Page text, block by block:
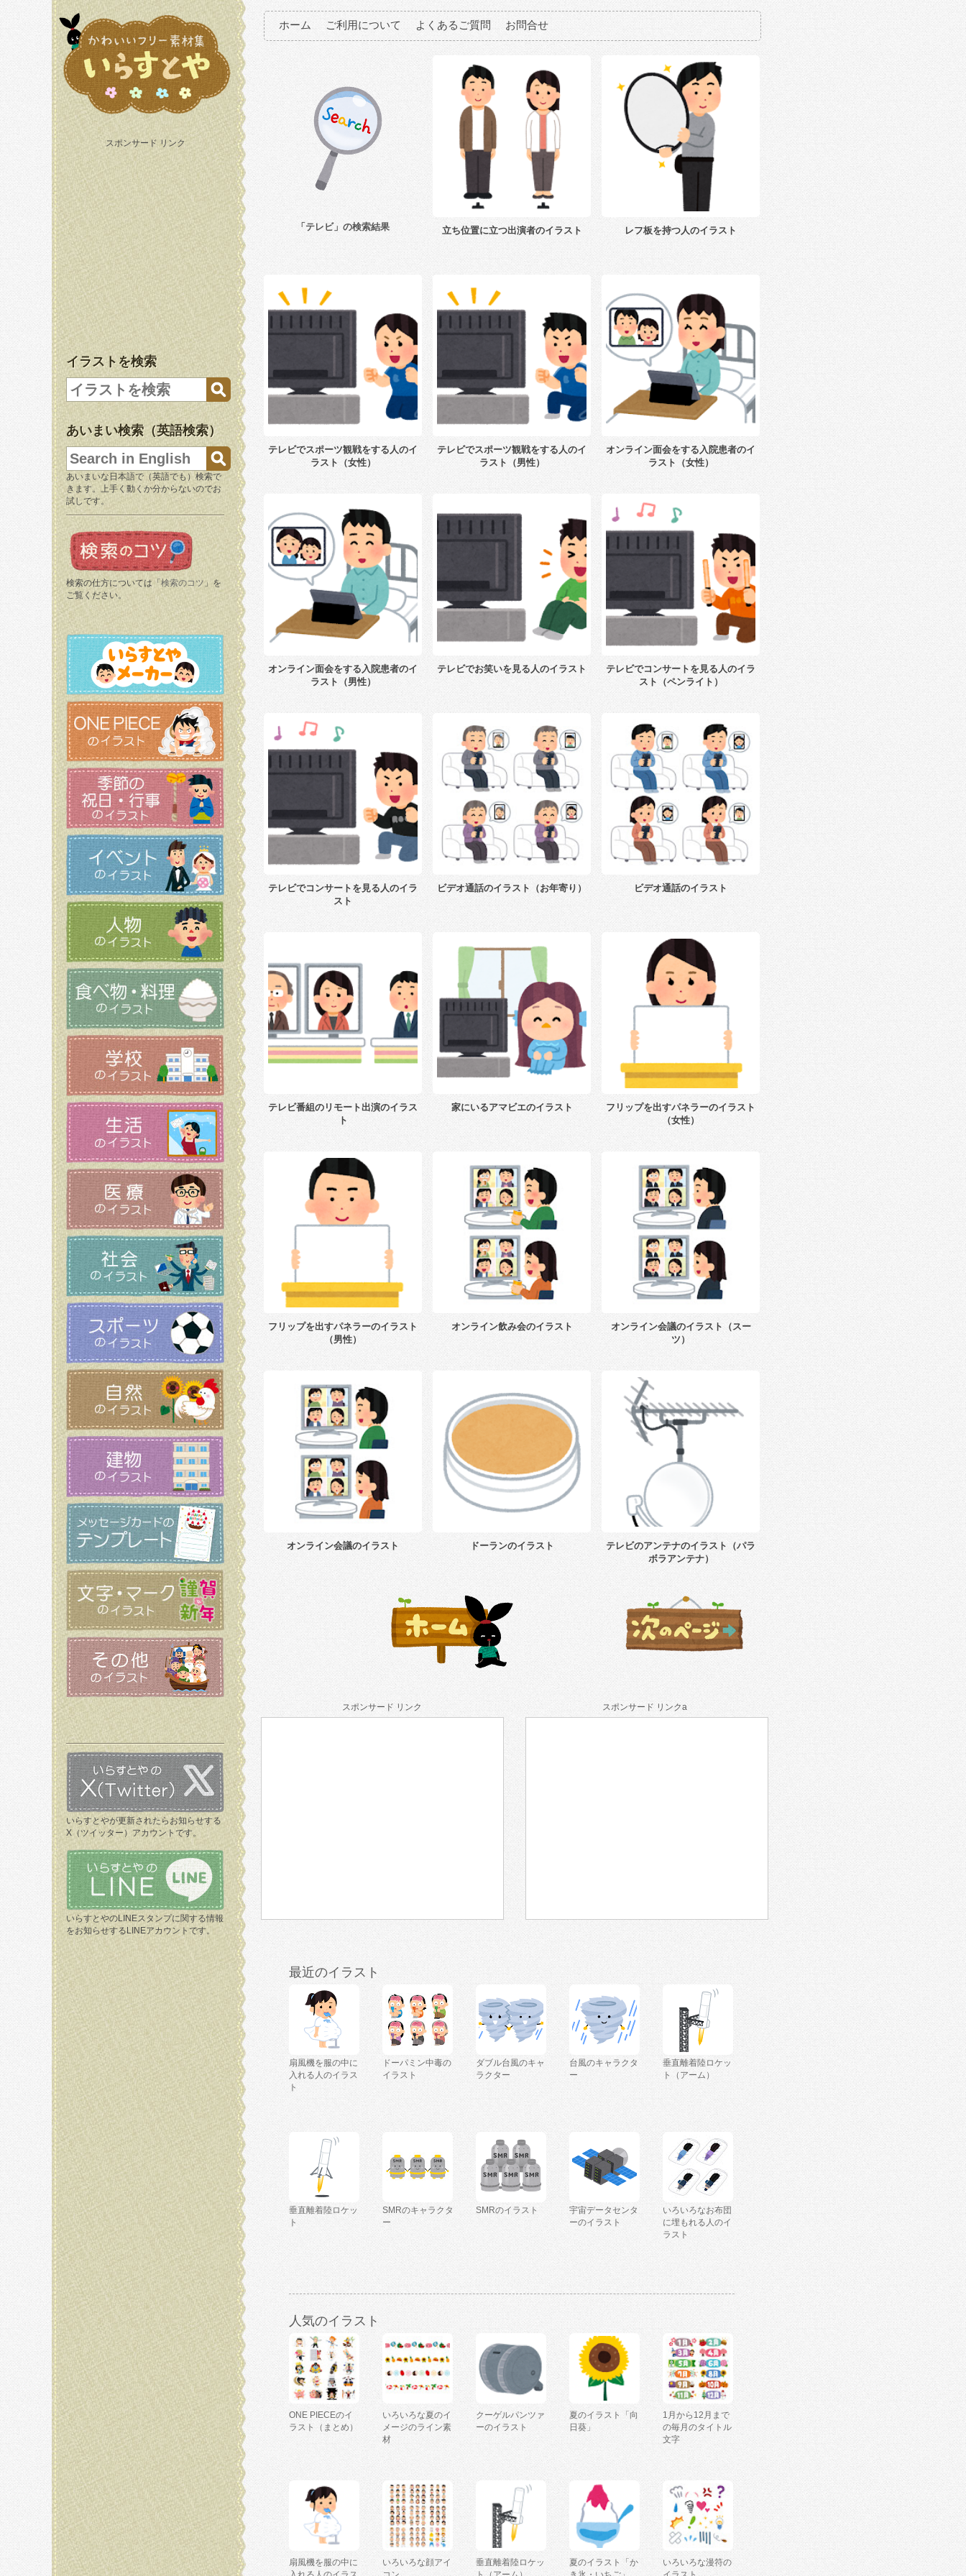
スポンサード リンク
イラストを検索
あいまい検索（英語検索）
あいまいな日本語で（英語でも）検索で
きます。上手く動くか分からないのでお
試しです。
検索の仕方については「 検索のコツ 」を
ご覧ください。
いらすとやが更新されたらお知らせする
X（ツイッター）アカウントです。
いらすとやのLINEスタンプに関する情報
をお知らせするLINEアカウントです。
ホーム ご利用について よくあるご質問 お問合せ
「テレビ」の検索結果 立ち位置に立つ出演者のイラスト レフ板を持つ人のイラスト
テレビでスポーツ観戦をする人のイ
ラスト（女性）
テレビでスポーツ観戦をする人のイ
ラスト（男性）
オンライン面会をする入院患者のイ
ラスト（女性）
オンライン面会をする入院患者のイ
ラスト（男性）
テレビでお笑いを見る人のイラスト
テレビでコンサートを見る人のイラ
スト（ペンライト）
テレビでコンサートを見る人のイラ
スト
ビデオ通話のイラスト（お年寄り） ビデオ通話のイラスト
テレビ番組のリモート出演のイラス
ト
家にいるアマビエのイラスト
フリップを出すパネラーのイラスト
（女性）
フリップを出すパネラーのイラスト
（男性）
オンライン飲み会のイラスト
オンライン会議のイラスト（スー
ツ）
オンライン会議のイラスト ドーランのイラスト
テレビのアンテナのイラスト（パラ
ボラアンテナ）
スポンサード リンク スポンサード リンクa
最近のイラスト
扇風機を服の中に
入れる人のイラス
ト
ドーパミン中毒の
イラスト
ダブル台風のキャ
ラクター
台風のキャラクタ
ー
垂直離着陸ロケッ
ト（アーム）
垂直離着陸ロケッ
ト
SMRのキャラクタ
ー
SMRのイラスト
宇宙データセンタ
ーのイラスト
いろいろなお布団
に埋もれる人のイ
ラスト
人気のイラスト
ONE PIECEのイ
ラスト（まとめ）
いろいろな夏のイ
メージのライン素
材
クーゲルパンツァ
ーのイラスト
夏のイラスト「向
日葵」
1月から12月まで
の毎月のタイトル
文字
扇風機を服の中に
いろいろな顔アイ
垂直離着陸ロケッ
夏のイラスト「か
いろいろな漫符の